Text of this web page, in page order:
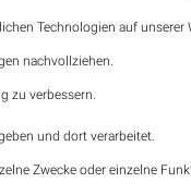
Technologien auf unserer
nachvollziehen.
zu verbessern.
und dort verarbeitet.
Zwecke oder einzelne